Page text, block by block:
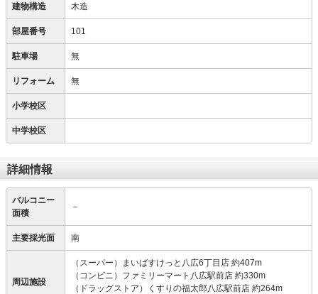
建物構造 木造
部屋番号 101
駐車場 無
リフォーム 無
小学校区
中学校区
詳細情報
バルコニー
面積
－
主要採光面 南
周辺施設
（スーパー）まいばすけっと八広6丁目店 約407m
（コンビニ）ファミリーマート八広駅前店 約330m
（ドラッグストア）くすりの福太郎八広駅前店 約264m